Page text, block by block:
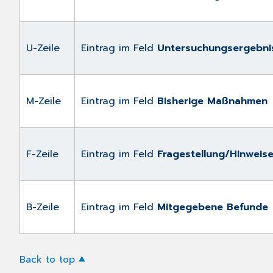
U-Zeile Eintrag im Feld
M-Zeile Eintrag im Feld Bisherige Maßnahmen
F-Zeile Eintrag im Feld Fragestellung/Hinweise
B-Zeile Eintrag im Feld Mitgegebene Befunde
Back to top